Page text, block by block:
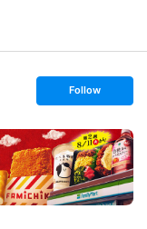
s
t
o
l
l
o
w
Follow